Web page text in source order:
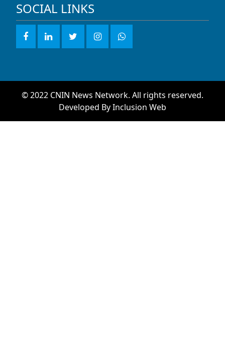
SOCIAL LINKS
© 2022 CNIN News Network. All rights reserved.
Developed ByInclusion Web